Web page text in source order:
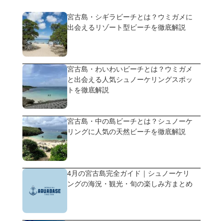
宮古島・シギラビーチとは？ウミガメに
出会えるリゾート型ビーチを徹底解説
宮古島・わいわいビーチとは？ウミガメ
と出会える人気シュノーケリングスポッ
トを徹底解説
宮古島・中の島ビーチとは？シュノーケ
リングに人気の天然ビーチを徹底解説
4月の宮古島完全ガイド｜シュノーケリ
ングの海況・観光・旬の楽しみ方まとめ